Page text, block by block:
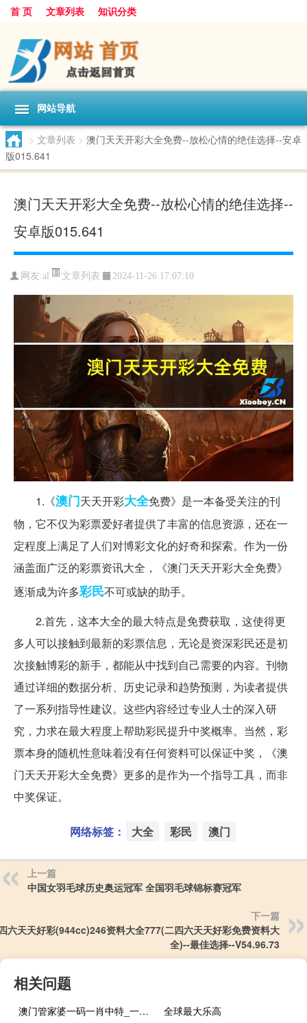
首 页 文章列表 知识分类
网站导航
> 文章列表 > 澳门天天开彩大全免费--放松心情的绝佳选择--安卓
版015.641
澳门天天开彩大全免费--放松心情的绝佳选择--
安卓版015.641
网友:al 文章列表 2024-11-26 17:07:10
1.《澳门天天开彩大全免费》是一本备受关注的刊
物，它不仅为彩票爱好者提供了丰富的信息资源，还在一
定程度上满足了人们对博彩文化的好奇和探索。作为一份
涵盖面广泛的彩票资讯大全，《澳门天天开彩大全免费》
逐渐成为许多彩民不可或缺的助手。
2.首先，这本大全的最大特点是免费获取，这使得更
多人可以接触到最新的彩票信息，无论是资深彩民还是初
次接触博彩的新手，都能从中找到自己需要的内容。刊物
通过详细的数据分析、历史记录和趋势预测，为读者提供
了一系列指导性建议。这些内容经过专业人士的深入研
究，力求在最大程度上帮助彩民提升中奖概率。当然，彩
票本身的随机性意味着没有任何资料可以保证中奖，《澳
门天天开彩大全免费》更多的是作为一个指导工具，而非
中奖保证。
网络标签： 大全 彩民 澳门
上一篇
中国女羽毛球历史奥运冠军 全国羽毛球锦标赛冠军
下一篇
六天天好彩(944cc)246资料大全777(二四六天天好彩免费资料大
全)--最佳选择--V54.96.73
相关问题
澳门管家婆一码一肖中特_一句引发热议_iPhone版v35.24.07
全球最大乐高